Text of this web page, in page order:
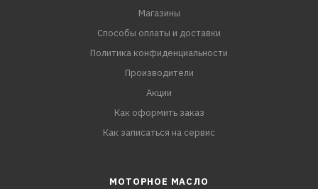
Магазины
Способы оплаты и доставки
Политика конфиденциальности
Производители
Акции
Как оформить заказ
Как записаться на сервис
МОТОРНОЕ МАСЛО